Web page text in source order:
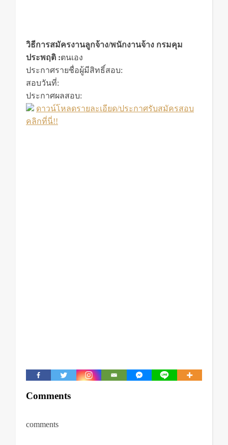
วิธีการสมัครงานลูกจ้าง/พนักงานจ้าง กรมคุม
ประพฤติ :ตนเอง
ประกาศรายชื่อผู้มีสิทธิ์สอบ:
สอบวันที่:
ประกาศผลสอบ:
ดาวน์โหลดรายละเอียด/ประกาศรับสมัครสอบ
คลิกที่นี่!!
Comments
comments